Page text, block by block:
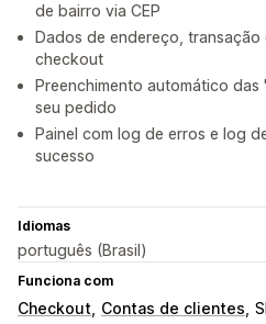
de bairro via CEP
Dados de endereço,
checkout
Preenchimento automático
seu pedido
Painel com log de erros e log
sucesso
Idiomas
português (Brasil)
Funciona com
Checkout Contas de clientes